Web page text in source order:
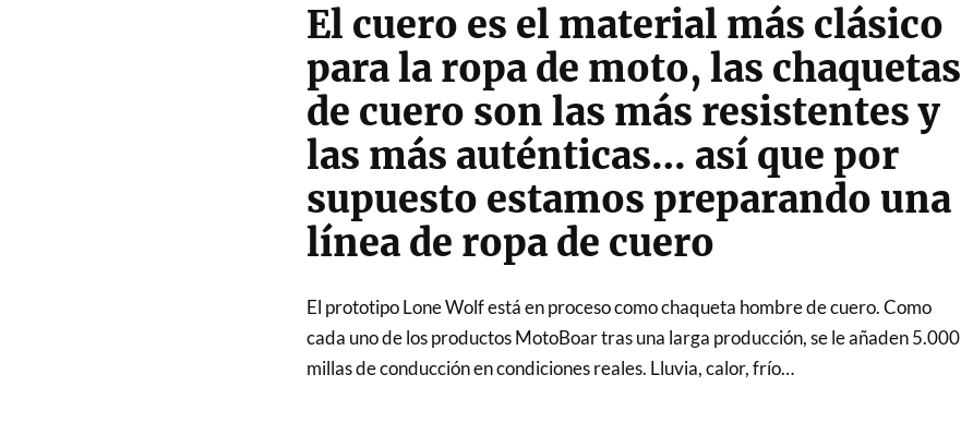
El cuero es el material más clásico
para la ropa de moto, las chaquetas
de cuero son las más resistentes y
las más auténticas… así que por
supuesto estamos preparando una
línea de ropa de cuero
El prototipo Lone Wolf está en proceso como chaqueta hombre de cuero. Como
cada uno de los productos MotoBoar tras una larga producción, se le añaden 5.000
millas de conducción en condiciones reales. Lluvia, calor, frío…